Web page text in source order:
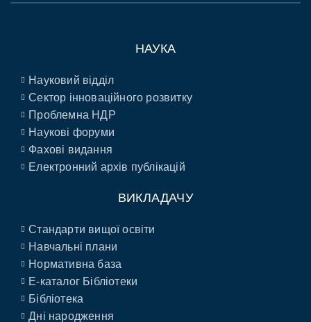
НАУКА
Науковий відділ
Сектор інноваційного розвитку
Проблемна НДР
Наукові форуми
Фахові видання
Електронний архів публікацій
ВИКЛАДАЧУ
Стандарти вищої освіти
Навчальні плани
Нормативна база
E-каталог Бібліотеки
Бібліотека
Дні народження